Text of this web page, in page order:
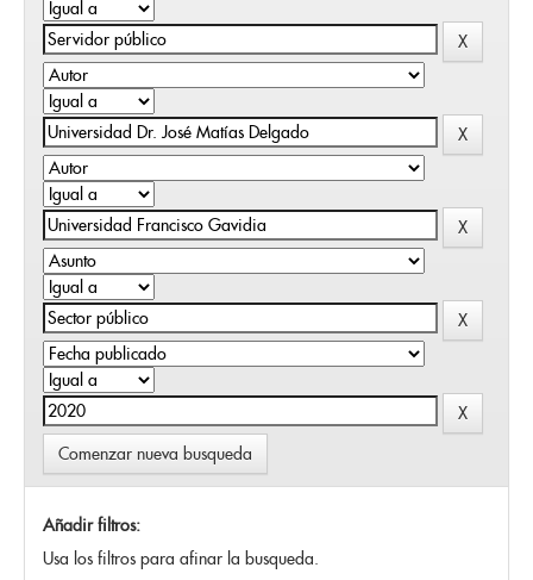
Comenzar nueva busqueda
Añadir filtros:
Usa los filtros para afinar la busqueda.